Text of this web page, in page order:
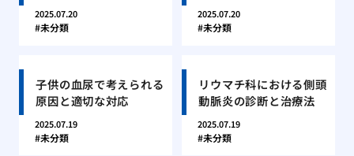
2025.07.20
未分類
2025.07.20
未分類
子供の血尿で考えられる
原因と適切な対応
2025.07.19
未分類
リウマチ科における側頭
動脈炎の診断と治療法
2025.07.19
未分類